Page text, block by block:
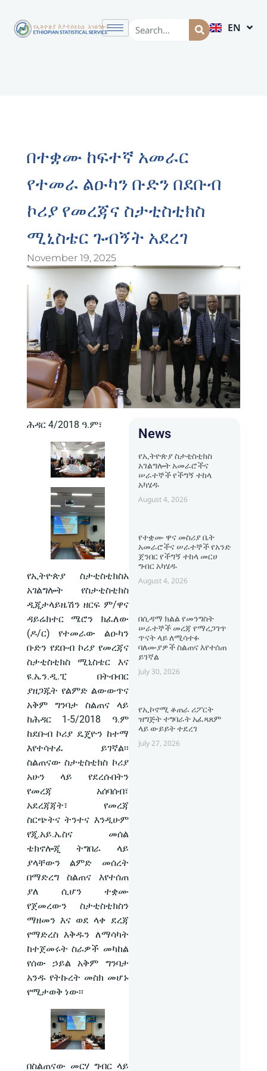
EN
AM
በተቋሙ ከፍተኛ አመራር
የተመራ ልዑካን ቡድን በደቡብ
ኮሪያ የመረጃና ስታቲስቲክስ
ሚኒስቴር ጉብኝት አደረገ
November 19, 2025
ሕዳር 4/2018 ዓ.ም፣
የኢትዮጵያ ስታቲስቲክስአ
አገልግሎት የስታቲስቲክስ
ዲጂታላይዜሽን ዘርፍ ም/ዋና
ዳይሬክተር ሜሮን ክፈለው
(ዶ/ር) የተመራው ልዑካን
ቡድን የደቡብ ኮሪያ የመረጃና
ስታቲስቲክስ ሚኒስቴር እና
ዩ.ኤን.ዲ.ፒ በትብብር
ያዘጋጁት የልምድ ልውውጥና
አቅም ግንባታ ስልጠና ላይ
ከሕዳር 1-5/2018 ዓ.ም
ከደቡብ ኮሪያ ዴጄዮን ከተማ
እየተሳተፈ ይገኛል፡፡
ስልጠናው ስታቲስቲክስ ኮሪያ
አሁን ላይ የደረሱበትን
የመረጃ አሰባሰብ፣
አደረጃጃት፣ የመረጃ
ስርጭትና ትንተና እንዲሁም
የጂ.አይ.ኤስና መሰል
ቴክኖሎጂ ትግበራ ላይ
ያላቸውን ልምድ መሰረት
በማድረግ ስልጠና እየተሰጠ
ያለ ሲሆን ተቋሙ
የጀመረውን ስታቲስቲክስን
ማዘመን እና ወደ ላቀ ደረጃ
የማድረስ እቅዱን ለማሳካት
ከተጀመሩት ስራዎች መካከል
የሰው ኃይል አቅም ግንባታ
አንዱ የትኩረት መስክ መሆኑ
የሚታወቅ ነው፡፡
በስልጠናው መርሃ ግብር ላይ
News
የኢትዮጵያ ስታቲስቲክስ
አገልግሎት አመራሮችና
ሠራተኞች የችግኝ ተከላ
አካሄዱ
August 4, 2026
የተቋሙ ዋና መስሪያ ቤት
አመራሮችና ሠራተኞች የአንድ
ጀንበር የችግኝ ተከላ መርሀ
ግብር አካሄዱ
August 4, 2026
በሲዳማ ክልል የመንግስት
ሠራተኞች መረጃ የማረጋገጥ
ጥናት ላይ ለሚሳተፉ
ባለሙያዎች ስልጠና እየተሰጠ
ይገኛል
July 30, 2026
የኢኮኖሚ ቆጠራ ሪፖርት
ዝግጅት ተግባራት አፈጻጸም
ላይ ውይይት ተደረገ
July 27, 2026